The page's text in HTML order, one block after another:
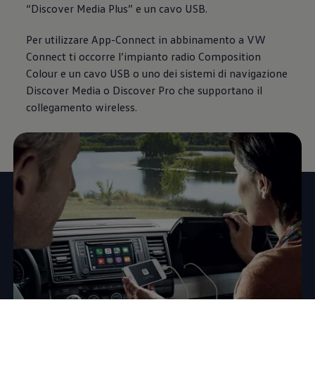
“Discover Media Plus” e un cavo USB.
Per utilizzare App-Connect in abbinamento a VW
Connect ti occorre l’impianto radio Composition
Colour e un cavo USB o uno dei sistemi di navigazione
Discover Media o Discover Pro che supportano il
collegamento wireless.